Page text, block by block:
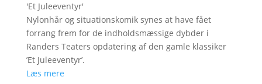
'Et Juleeventyr'
Nylonhår og situationskomik synes at have fået
forrang frem for de indholdsmæssige dybder i
Randers Teaters opdatering af den gamle klassiker
’Et Juleeventyr’.
Læs mere